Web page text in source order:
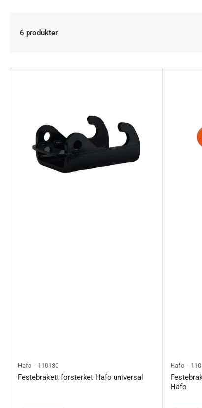
6 produkter
Hafo 110130
Festebrakett forsterket Hafo universal
Hafo
Hafo